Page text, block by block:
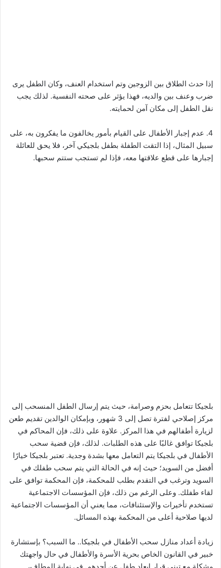
إذا حدث الطلاق بين الزوجين وتم استخدام العنف، وكان الطفل يرى
ضرب وعنف بين والديه، فهذا يؤثر على صحته النفسية. لذلك يجب
نقل الطفل إلى مكان آمن لحمايته.
4. عدم إجبار الأطفال على القيام بأمور يخالفون ما يفكرون به، على
سبيل المثال، إذا التقت الطفلة بطفل بلجيكي آخر، فلا يحق للعائلة
إجبارها على قطع علاقتها معه، فإذا لم تستجب ستتم سحبها.
بلجيكا تتعامل بحزم وصرامة، حيث يتم إرسال الطفل المنسحب إلى
مركز إصلاحي لفترة تصل إلى 3 شهور، وبإمكان الوالدين تقديم طعن
لزيارة أطفالهم في هذا المركز. علاوة على ذلك، فإن المحاكم في
بلجيكا توافق غالبًا على هذه الطلبات. لذلك، فإن قضية سحب
الأطفال في بلجيكا يتم التعامل معها بشدة وجدية. تعتبر بلجيكا خيارًا
أفضل من السويد؛ حيث إنه في الحالة التي يتم سحب طفلك في
السويد وترغب في التقدم بطلب للمحكمة، فإن المحكمة توافق على
لقاء طفلك. وعلى الرغم من ذلك، فإن المؤسسات الاجتماعية
تستخدم تأخيرات والإستئنافات، مما يعني أن المؤسسات الاجتماعية
لديها صلاحية أعلى من المحكمة بهذه المسائل.
زيادة أعداد منازل سحب الأطفال في بلجيكا.. ما السبب؟ بإستشارة
خبير في القانون الخاص بحرية الأسرة والأطفال في حال واجهتك